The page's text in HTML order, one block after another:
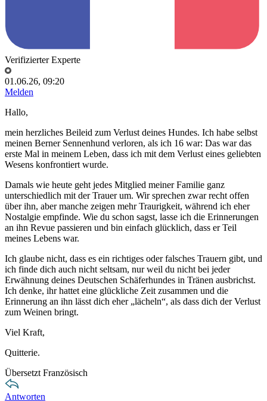
Verifizierter Experte
01.06.26, 09:20
Melden
Hallo,
mein herzliches Beileid zum Verlust deines Hundes. Ich habe selbst
meinen Berner Sennenhund verloren, als ich 16 war: Das war das
erste Mal in meinem Leben, dass ich mit dem Verlust eines geliebten
Wesens konfrontiert wurde.
Damals wie heute geht jedes Mitglied meiner Familie ganz
unterschiedlich mit der Trauer um. Wir sprechen zwar recht offen
über ihn, aber manche zeigen mehr Traurigkeit, während ich eher
Nostalgie empfinde. Wie du schon sagst, lasse ich die Erinnerungen
an ihn Revue passieren und bin einfach glücklich, dass er Teil
meines Lebens war.
Ich glaube nicht, dass es ein richtiges oder falsches Trauern gibt, und
ich finde dich auch nicht seltsam, nur weil du nicht bei jeder
Erwähnung deines Deutschen Schäferhundes in Tränen ausbrichst.
Ich denke, ihr hattet eine glückliche Zeit zusammen und die
Erinnerung an ihn lässt dich eher „lächeln“, als dass dich der Verlust
zum Weinen bringt.
Viel Kraft,
Quitterie.
Übersetzt Französisch
Antworten